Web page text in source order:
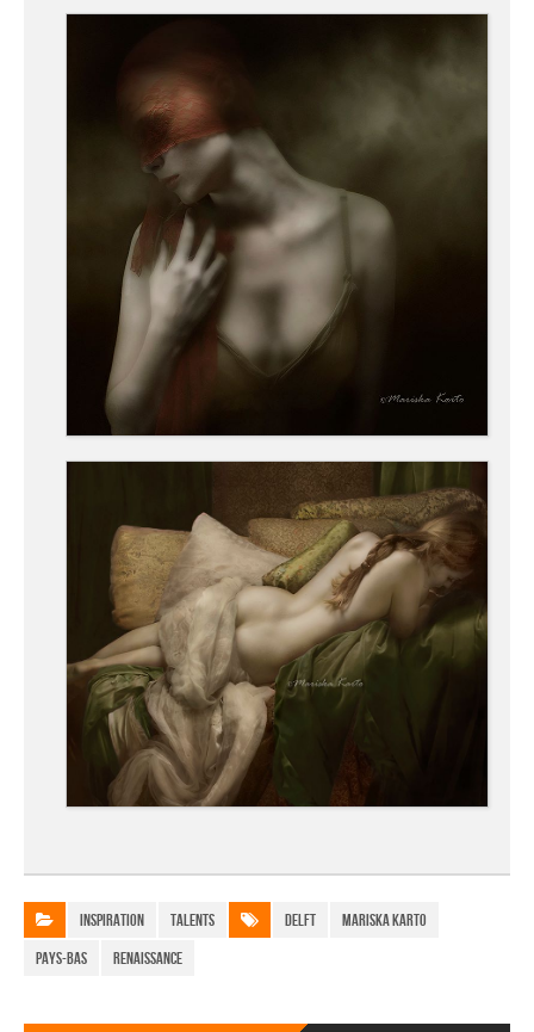
Inspiration Talents Delft
Mariska Karto
Pays-Bas
Renaissance